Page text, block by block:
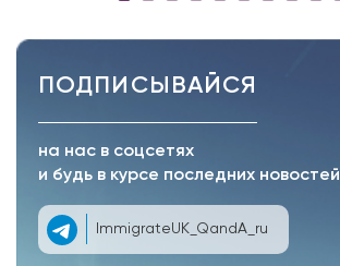
ПОДПИСЫВАЙСЯ
на нас в соцсетях
и будь в курсе последних новостей
ImmigrateUK_QandA_ru